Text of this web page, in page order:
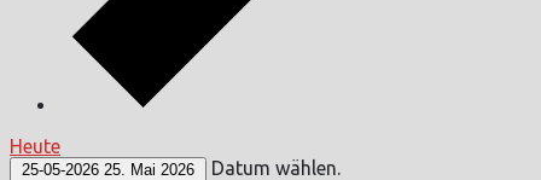
Heute
25-05-2026 25. Mai 2026 Datum wählen.